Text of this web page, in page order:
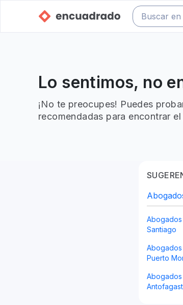
Lo sentimos, no
¡No te preocupes! Puedes
recomendadas para encontrar
Abogados
Santiago
Abogados
Puerto
Abogados